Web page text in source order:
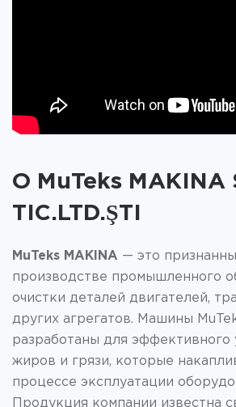
О MuTeks MAKINA
TIC.LTD.ŞTI
MuTeks MAKINA — это
производстве промышленного
очистки деталей двигателей,
других агрегатов. Машины
разработаны для эффективного
жиров и грязи, которые
процессе эксплуатации
Продукция компании известна